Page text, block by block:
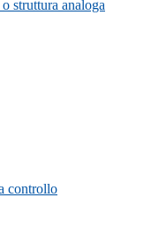
struttura analoga
controllo